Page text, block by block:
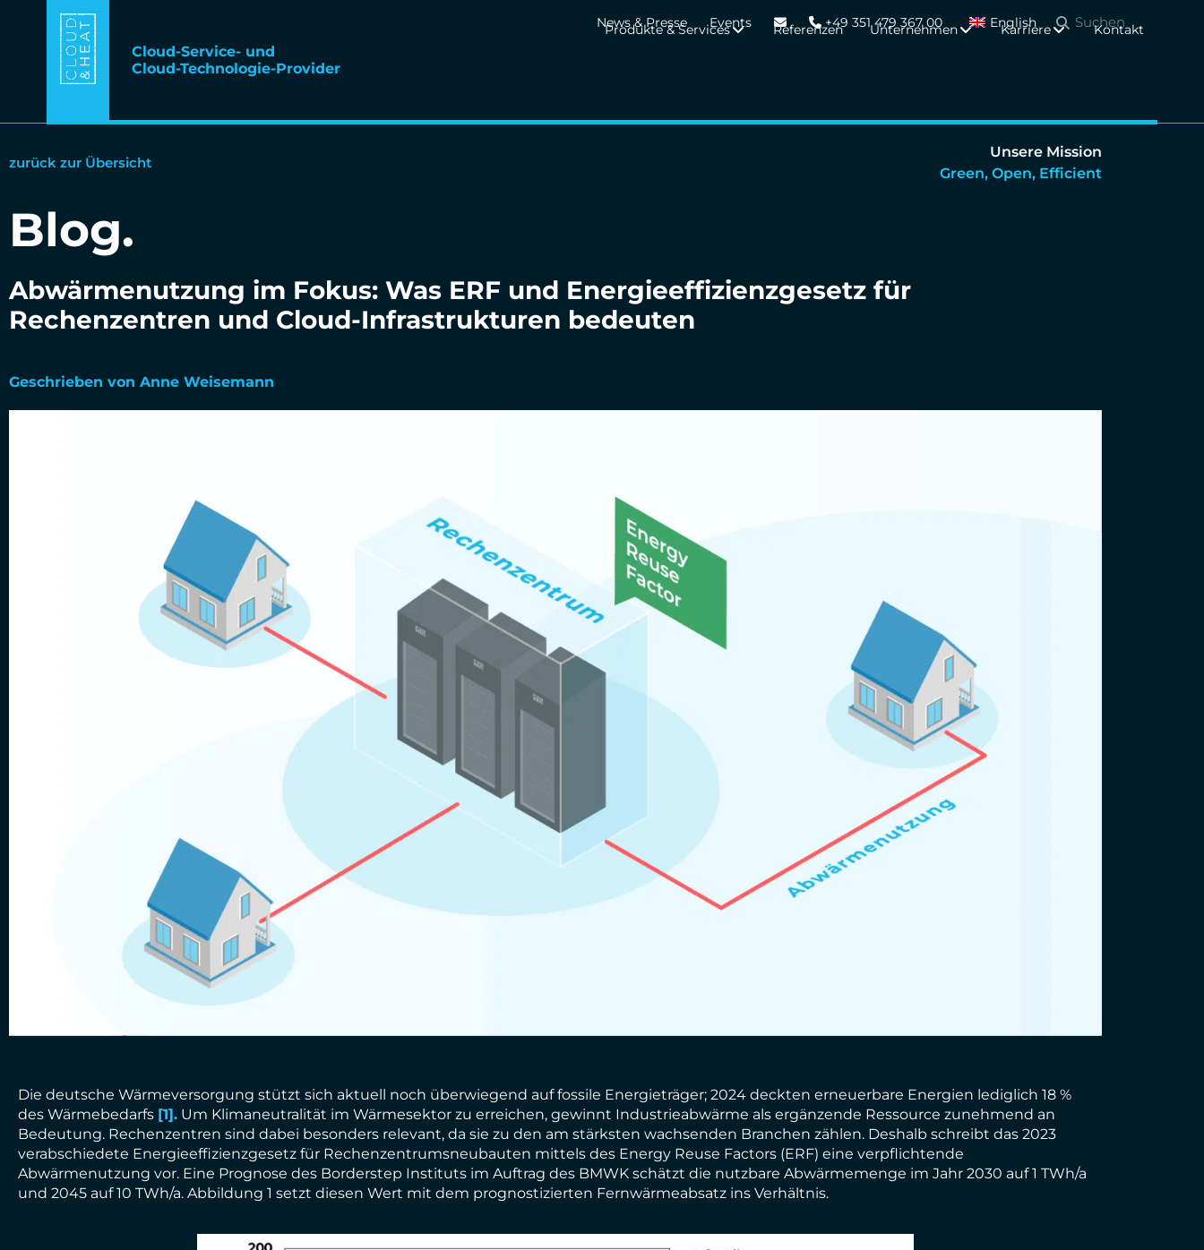
Cloud-Service- und
Cloud-Technologie-Provider
Produkte & Services Referenzen Unternehmen Karriere Kontakt
News & Presse Events +49 351 479 367 00 English
zurück zur Übersicht
Unsere Mission
Green, Open, Efficient
Blog.
Abwärmenutzung im Fokus: Was ERF und Energieeffizienzgesetz für
Rechenzentren und Cloud-Infrastrukturen bedeuten
Geschrieben von Anne Weisemann
Die deutsche Wärmeversorgung stützt sich aktuell noch überwiegend auf fossile Energieträger; 2024 deckten erneuerbare Energien lediglich 18 %
des Wärmebedarfs [1]. Um Klimaneutralität im Wärmesektor zu erreichen, gewinnt Industrieabwärme als ergänzende Ressource zunehmend an
Bedeutung. Rechenzentren sind dabei besonders relevant, da sie zu den am stärksten wachsenden Branchen zählen. Deshalb schreibt das 2023
verabschiedete Energieeffizienzgesetz für Rechenzentrumsneubauten mittels des Energy Reuse Factors (ERF) eine verpflichtende
Abwärmenutzung vor. Eine Prognose des Borderstep Instituts im Auftrag des BMWK schätzt die nutzbare Abwärmemenge im Jahr 2030 auf 1 TWh/a
und 2045 auf 10 TWh/a. Abbildung 1 setzt diesen Wert mit dem prognostizierten Fernwärmeabsatz ins Verhältnis.